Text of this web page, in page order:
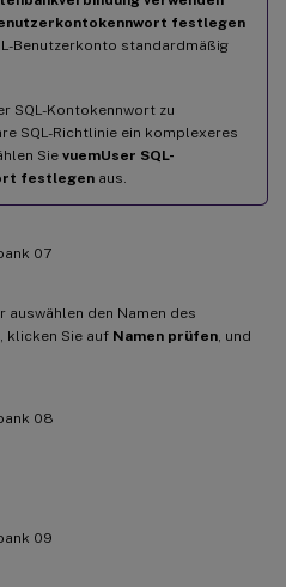
festlegen
Benutzerkonto standardmäßig
SQL-Kontokennwort zu
SQL-Richtlinie ein komplexeres
Sie vuemUser SQL-
festlegen aus.
auswählen den Namen des
klicken Sie auf Namen prüfen , und